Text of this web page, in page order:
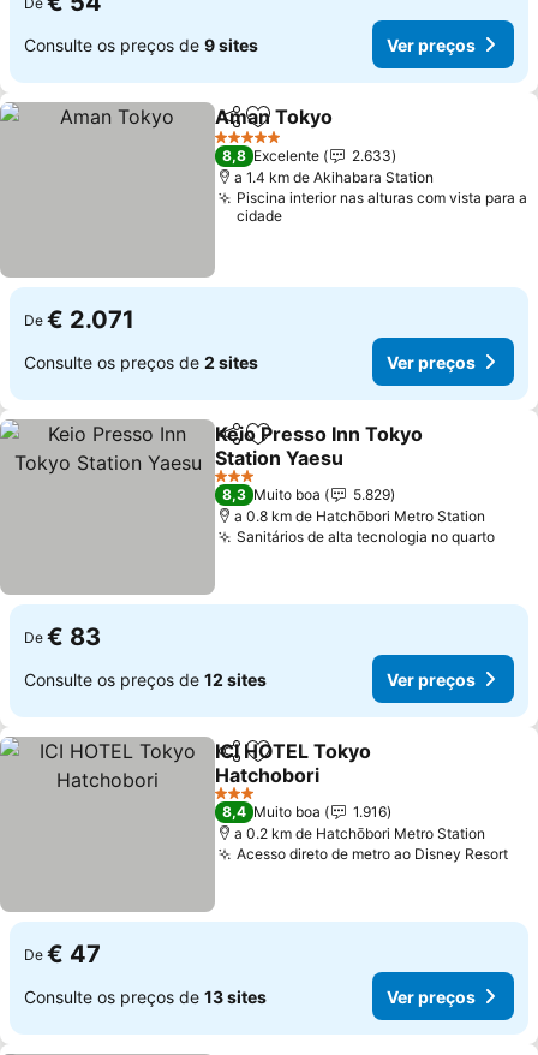
Consulte os preços de 9 sites Ver preços
PartilharAdicionar aos favoritos
Aman Tokyo
5 Estrelas
8,8 Excelente
2.633
a 1.4 km de Akihabara Station
Piscina interior nas alturas com vista para a
cidade
De € 2.071
Consulte os preços de 2 sites Ver preços
PartilharAdicionar aos favoritos
Keio Presso Inn Tokyo
Station Yaesu
3 Estrelas
8,3 Muito boa
5.829
a 0.8 km de Hatchōbori Metro Station
Sanitários de alta tecnologia no quarto
De € 83
Consulte os preços de 12 sites Ver preços
PartilharAdicionar aos favoritos
ICI HOTEL Tokyo
Hatchobori
3 Estrelas
8,4 Muito boa
1.916
a 0.2 km de Hatchōbori Metro Station
Acesso direto de metro ao Disney Resort
De € 47
Consulte os preços de 13 sites Ver preços